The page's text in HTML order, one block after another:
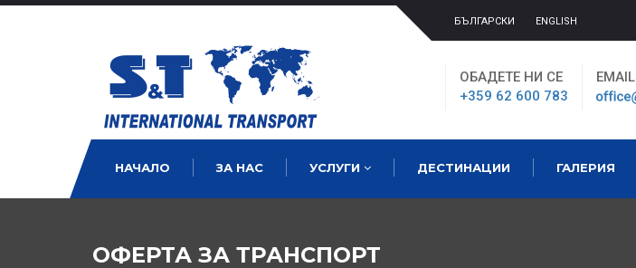
БЪЛГАРСКИ ENGLISH
ОБАДЕТЕ НИ СЕ
+359 62 600 783
EMAIL
НАЧАЛО ЗА НАС УСЛУГИ ДЕСТИНАЦИИ ГАЛЕРИЯ
ОФЕРТА ЗА ТРАНСПОРТ